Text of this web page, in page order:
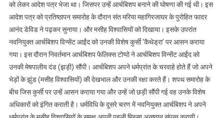
को लेकर आदेश पत्र भेजा था। जिसपर उन्हें आर्चबिशप बनाने की घोषणा की गई थी। इस
आदेश पत्र को प्रतिष्ठापन समारोह के दौरान संत मरिया महागिरजाघर के पुरोहित फादर
आनंद डेविड ने पढ़कर सुनाया। और मसीह विश्वासियों को दिखाया। इसके उपरांत
नवनियुक्त आर्चबिशप विन्सेंट आईंद को उनकी विशेष कुर्सी ‘कैथेड्रा’ पर आसन कराया
गया। इस दौरान निवर्तमान आर्चबिशप फेलिक्स टोप्पो ने आर्चबिशप विन्सेंट आईंद को
उनकी मेषपालीय दंड (झड़ी) सौंपी। आर्चबिशप अपने धर्मप्रांत के चरवाहे होते हैं जो अपने
भेड़ों के झुंड (मसीह विश्वासियों) की देखभाल और उनकी रक्षा करते हैं। शपथ समारोह के
बीच जिस कुर्सी पर उन्हें आसन कराया गया और उन्हें जो छड़ी सौंपी गई वह उनके विशेष
अधिकारों को इंगित कराती है। धर्मविधि के दूसरे चरण में नवनियुक्त आर्चबिशप ने अपने